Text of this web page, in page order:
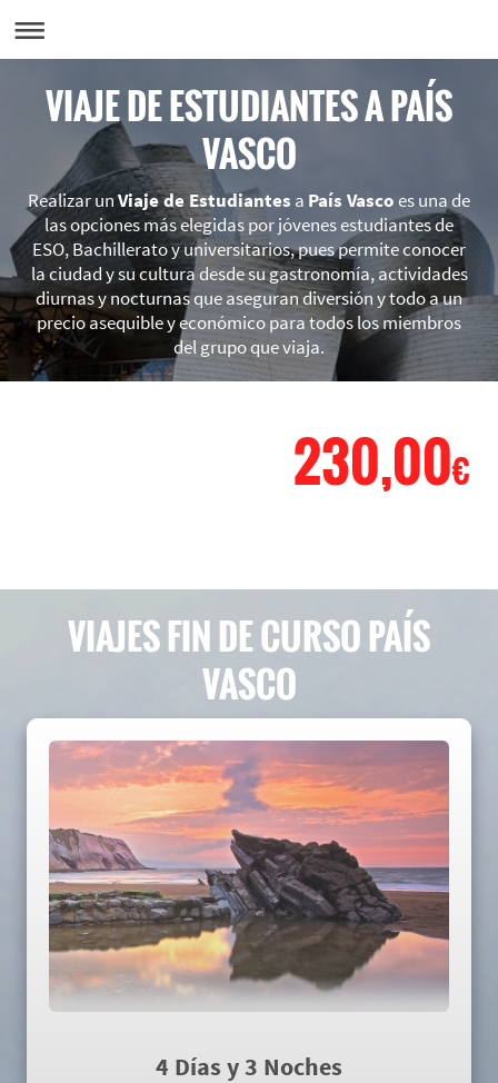
VIAJE DE ESTUDIANTES A PAÍS
VASCO
Realizar unViaje de Estudiantes a País Vascoes una de
las opciones más elegidas por jóvenes estudiantes de
ESO, Bachillerato y universitarios, pues permite conocer
la ciudad y su cultura desde su gastronomía, actividades
diurnas y nocturnas que aseguran diversión y todo a un
precio asequible y económico para todos los miembros
del grupo que viaja.
230,00€
VIAJES FIN DE CURSO PAÍS
VASCO
4 Días y 3 Noches